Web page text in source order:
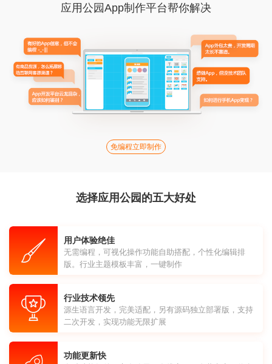
应用公园App制作平台帮你解决
免编程立即制作
选择应用公园的五大好处
用户体验绝佳
无需编程，可视化操作功能自助搭配，个性化编辑排
版。行业主题模板丰富，一键制作
行业技术领先
源生语言开发，完美适配，另有源码独立部署版，支持
二次开发，实现功能无限扩展
功能更新快